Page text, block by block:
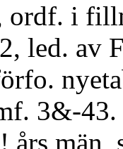
ordf. i
led. av
3&-
män,